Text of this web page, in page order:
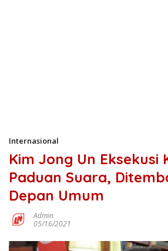
Internasional
Kim Jong Un Eksekusi
Paduan Suara,
Depan Umum
Admin
05/16/2021